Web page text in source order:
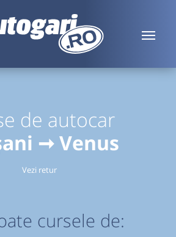
de autocar
➞ Venus
Vezi retur
cursele de: